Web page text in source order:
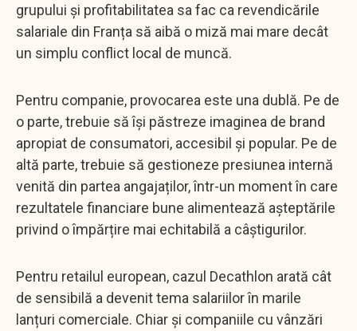
grupului și profitabilitatea sa fac ca revendicările
salariale din Franța să aibă o miză mai mare decât
un simplu conflict local de muncă.
Pentru companie, provocarea este una dublă. Pe de
o parte, trebuie să își păstreze imaginea de brand
apropiat de consumatori, accesibil și popular. Pe de
altă parte, trebuie să gestioneze presiunea internă
venită din partea angajaților, într-un moment în care
rezultatele financiare bune alimentează așteptările
privind o împărțire mai echitabilă a câștigurilor.
Pentru retailul european, cazul Decathlon arată cât
de sensibilă a devenit tema salariilor în marile
lanțuri comerciale. Chiar și companiile cu vânzări